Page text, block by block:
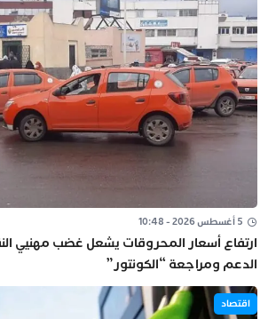
5 أغسطس 2026 - 10:48
ارتفاع أسعار المحروقات يشعل غضب مهنيي
الدعم ومراجعة “الكونتور”
اقتصاد